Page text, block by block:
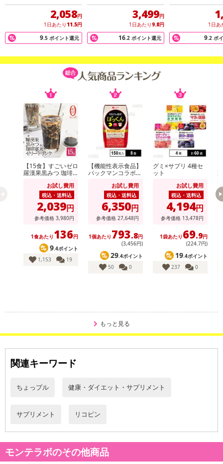
トマトリコピン、ブロッコリースプラウトに加えて発酵黒にんにく
末、卵黄ペプチド、黒酢粉末、黒米エキス末、発酵黒タマネギ末、
黒マカ粉末など元気もりもりの原料も配合されているサプリメン
1日2粒で着色料（トマトリコピン）7.5mg、ブロッコリースプラウ
トエキス末7.5mg、ビタミンE 3.2mg（栄養機能食品）が補給でき
ビタミンEは、抗酸化作用により、体内の脂質を酸化から守り、細胞
の健康維持助ける栄養素です。
1日当たりの摂取目安量に含まれる当該栄養成分の量が栄養素等表示
基準値（対象年齢18歳以上、基準熱量2200kcal）に占める割合（栄
養素等表示基準値2015）：ビタミンE 50％
1日当たりの摂取目安量：1日当たり2粒を目安にお召し上がりくだ
・賞味期限：
ますのでご了承ください。
・原材料/材質/素材：ブロッコリースプラウトエキス末、発酵黒に
ギ末、黒マカ粉末、ブラックジンジャー抽出物、黒大豆種皮エキス
トール、結晶セルロース、抽出ビタミンE、ショ糖脂肪酸エステル、
微粒酸化ケイ素、着色料（トマトリコピン）（原材料の一部に卵、
大豆、ゴマを含む）
能食品（ビタミンE）
2,058円
1日あたり 11.5円
9.5 ポイント還元
分/180粒）×2袋3,499円
1日あたり 9.8円
16.2 ポイント還元
00mg（約6ヵ
1日あ
9.2 ポ
【15食】すごいゼロ
羅漢果黒みつ 珈琲
お試し費用
税込・送料込
2,039円
参考価格 3,980円
1食あたり 136円
9.4ポイント
1,153
19
【機能性表示食品】
パックマンコラボ
ん 150粒入お試し費用
税込・送料込
6,350円
参考価格 27,648円
1個あたり 793.8円
(3,456円)
29.4ポイント
50
0
グミ×サプリ 4種セ
ット
お試し費用
税込・送料込
4,194円
参考価格 13,478円
1袋あたり 69.9円
(224.7円)
19.4ポイント
237
0
もっと見る
関連キーワード
ちょっプル 健康・ダイエット・サプリメント
サプリメント リコピン
モンテラボのその他商品